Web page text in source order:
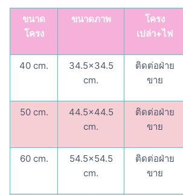
ขนาด
โครง
ขนาดภาพ
โครง
เปล่า+ไฟ
40 cm.
34.5×34.5
cm.
ติดต่อฝ่าย
ขาย
50 cm.
44.5×44.5
cm.
ติดต่อฝ่าย
ขาย
60 cm.
54.5×54.5
cm.
ติดต่อฝ่าย
ขาย